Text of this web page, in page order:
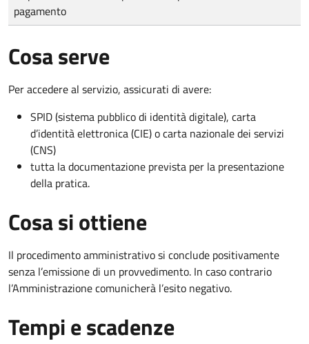
pagamento
Cosa serve
Per accedere al servizio, assicurati di avere:
SPID (sistema pubblico di identità digitale), carta
d’identità elettronica (CIE) o carta nazionale dei servizi
(CNS)
tutta la documentazione prevista per la presentazione
della pratica.
Cosa si ottiene
Il procedimento amministrativo si conclude positivamente
senza l’emissione di un provvedimento. In caso contrario
l’Amministrazione comunicherà l’esito negativo.
Tempi e scadenze